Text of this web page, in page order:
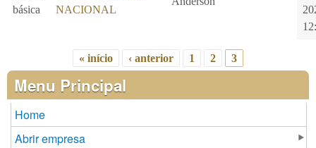
básica
NACIONAL
Páginas
« início ‹ anterior 1 2 3
Menu Principal
Home
Abrir empresa